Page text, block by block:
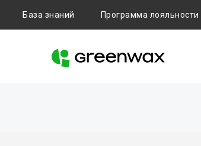
База знаний Программа лояльности